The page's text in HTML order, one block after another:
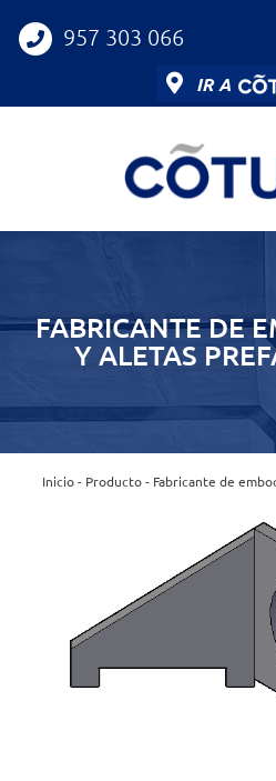
IR A
957 303 066
FABRICANTE DE
Y ALETAS
Inicio - Producto - Fabricante de